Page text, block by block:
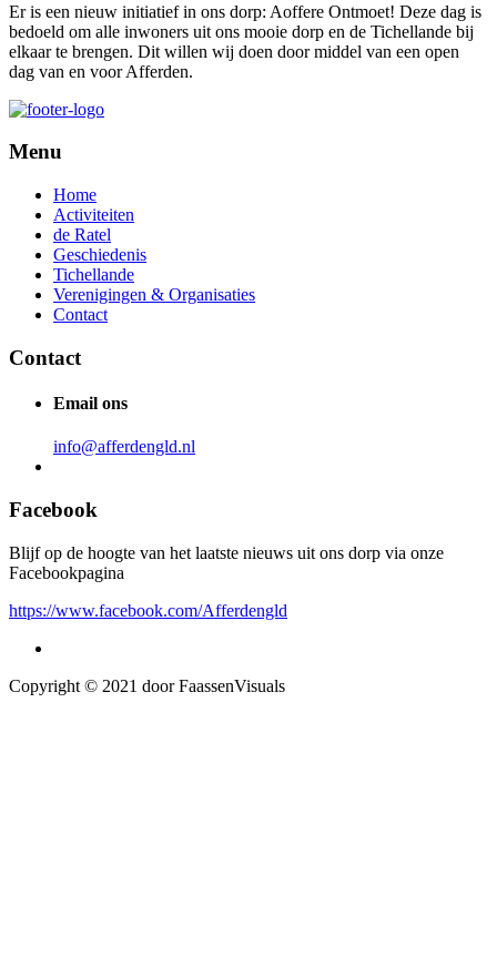
Er is een nieuw initiatief in ons dorp: Aoffere Ontmoet! Deze dag is
bedoeld om alle inwoners uit ons mooie dorp en de Tichellande bij
elkaar te brengen. Dit willen wij doen door middel van een open
dag van en voor Afferden.
Menu
Home
Activiteiten
de Ratel
Geschiedenis
Tichellande
Verenigingen & Organisaties
Contact
Contact
Email ons
info@afferdengld.nl
Facebook
Blijf op de hoogte van het laatste nieuws uit ons dorp via onze
Facebookpagina
https://www.facebook.com/Afferdengld
Copyright © 2021 door FaassenVisuals